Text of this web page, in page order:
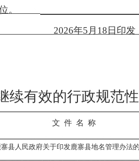
。
6年5 月 18 日印发
续有效的行政规范
文 件 名 称
寨县人民政府关于印发鹿寨县地名管理办法